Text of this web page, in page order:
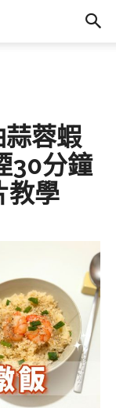
蒜蓉蝦
30分鐘
教學